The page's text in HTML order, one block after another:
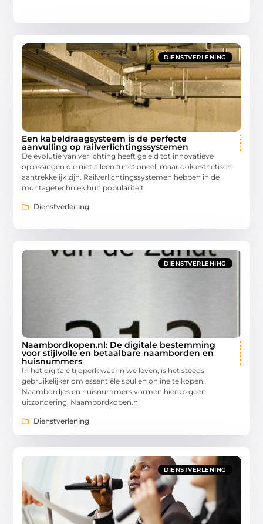
DIENSTVERLENING
Een kabeldraagsysteem is de perfecte
aanvulling op railverlichtingssystemen
De evolutie van verlichting heeft geleid tot innovatieve
oplossingen die niet alleen functioneel, maar ook esthetisch
aantrekkelijk zijn. Railverlichtingssystemen hebben in de
montagetechniek hun populariteit
Dienstverlening
DIENSTVERLENING
Naambordkopen.nl: De digitale bestemming
voor stijlvolle en betaalbare naamborden en
huisnummers
In het digitale tijdperk waarin we leven, is het steeds
gebruikelijker om essentiële spullen online te kopen.
Naambordjes en huisnummers vormen hierop geen
uitzondering. Naambordkopen.nl
Dienstverlening
DIENSTVERLENING